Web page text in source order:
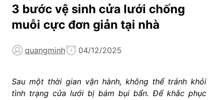
3 bước vệ sinh cửa lưới chống
muỗi cực đơn giản tại nhà
quangminh 04/12/2025
Sau một thời gian vận hành, không thể tránh khỏi
tình trạng cửa lưới bị bám bụi bẩn. Để khắc phục